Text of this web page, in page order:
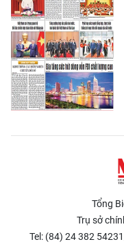
Tổng
Trụ sở
Tel: (84) 24 382